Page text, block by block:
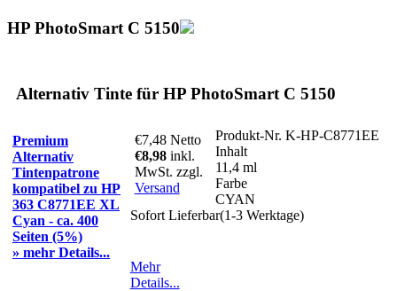
HP PhotoSmart C 5150
Alternativ Tinte für HP PhotoSmart C 5150
Premium
Alternativ
Tintenpatrone
kompatibel zu HP
363 C8771EE XL
Cyan - ca. 400
Seiten (5%)
» mehr Details...
€7,48 Netto
€8,98 inkl.
MwSt. zzgl.
Versand
Produkt-Nr. K-HP-C8771EE
Inhalt
11,4 ml
Farbe
CYAN
Sofort Lieferbar(1-3 Werktage)
Mehr
Details...